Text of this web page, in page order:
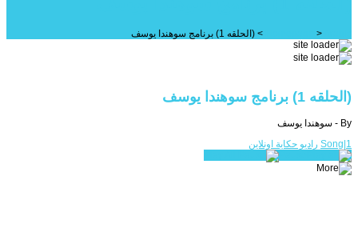
>
> (الحلقه 1) برنامج سوهندا يوسف
(الحلقه 1) برنامج سوهندا يوسف
By - سوهندا يوسف
Song|1 راديو حكاية اونلاين